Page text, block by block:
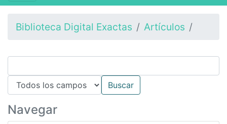
Biblioteca Digital Exactas Artículos
Navegar